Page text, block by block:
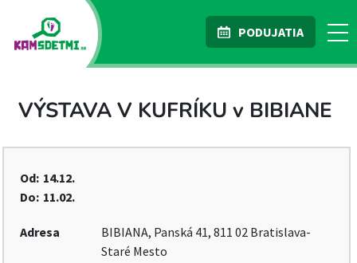
PODUJATIA
VÝSTAVA V KUFRÍKU v BIBIANE
Od: 14.12.
Do: 11.02.
Adresa
BIBIANA, Panská 41, 811 02 Bratislava-
Staré Mesto